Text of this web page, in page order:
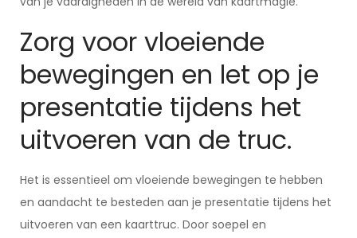
Zorg voor vloeiende
bewegingen en let op je
presentatie tijdens het
uitvoeren van de truc.
Het is essentieel om vloeiende bewegingen te hebben
en aandacht te besteden aan je presentatie tijdens het
uitvoeren van een kaarttruc. Door soepel en